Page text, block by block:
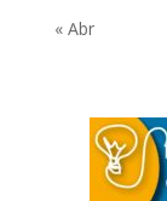
« Abr